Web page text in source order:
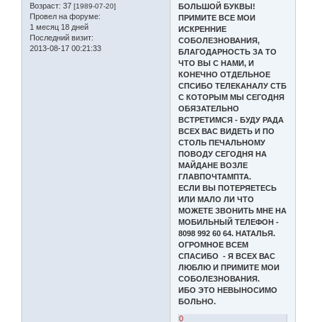
Возраст: 37 [1989-07-20]
Провел на форуме:
1 месяц 18 дней
Последний визит:
2013-08-17 00:21:33
БОЛЬШОЙ БУКВЫ!
ПРИМИТЕ ВСЕ МОИ
ИСКРЕННИЕ
СОБОЛЕЗНОВАНИЯ,
БЛАГОДАРНОСТЬ ЗА ТО
ЧТО ВЫ С НАМИ, И
КОНЕЧНО ОТДЕЛЬНОЕ
СПСИБО ТЕЛЕКАНАЛУ СТБ
С КОТОРЫМ МЫ СЕГОДНЯ
ОБЯЗАТЕЛЬНО
ВСТРЕТИМСЯ - БУДУ РАДА
ВСЕХ ВАС ВИДЕТЬ И ПО
СТОЛЬ ПЕЧАЛЬНОМУ
ПОВОДУ СЕГОДНЯ НА
МАЙДАНЕ ВОЗЛЕ
ГЛАВПОЧТАМПТА.
ЕСЛИ ВЫ ПОТЕРЯЕТЕСЬ
ИЛИ МАЛО ЛИ ЧТО
МОЖЕТЕ ЗВОНИТЬ МНЕ НА
МОБИЛЬНЫЙ ТЕЛЕФОН -
8098 992 60 64. НАТАЛЬЯ.
ОГРОМНОЕ ВСЕМ
СПАСИБО - Я ВСЕХ ВАС
ЛЮБЛЮ И ПРИМИТЕ МОИ
СОБОЛЕЗНОВАНИЯ.
ИБО ЭТО НЕВЫНОСИМО
БОЛЬНО.
0